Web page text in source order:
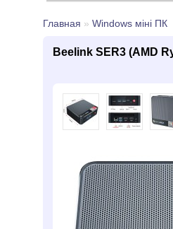
Главная » Windows міні ПК
Beelink SER3 (AMD